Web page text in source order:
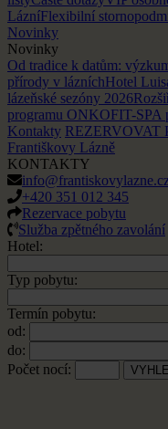
LázníFlexibilní
Novinky
Novinky
Od tradice k datům:
přírody v lázníchHotel
lázeňské sezóny 2026
programu ONKOFIT-SPA
Kontakty REZERVOVAT
Františkovy Lázně
KONTAKTY
+420 351 012 345
Rezervace pobytu
Služba zpětného zavolání
Hotel:
Typ pobytu:
Termín pobytu:
od:
do:
Počet nocí: